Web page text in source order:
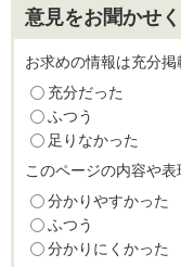
意見をお聞かせ
お求めの情報は充分
充分だった
ふつう
足りなかった
このページの内容や
分かりやすかった
ふつう
分かりにくかった